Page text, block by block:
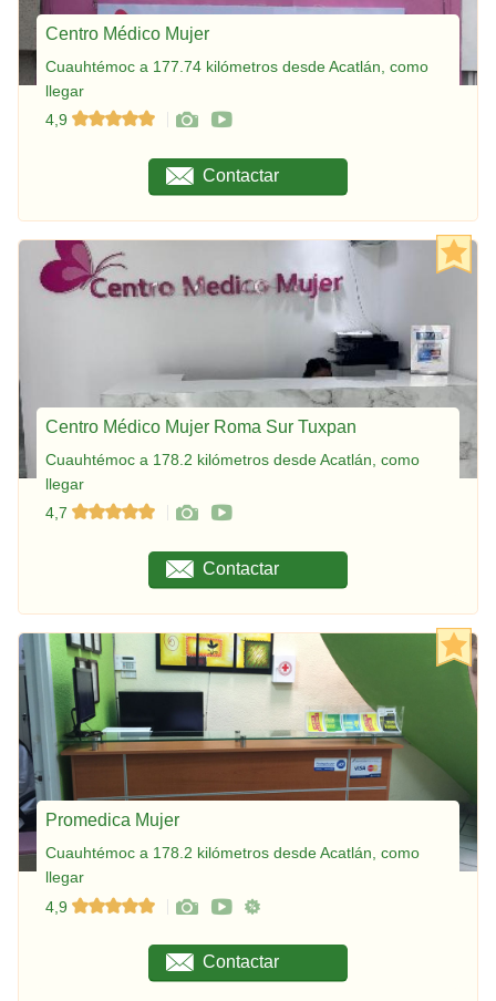
Centro Médico Mujer
Cuauhtémoc a 177.74 kilómetros desde Acatlán, como
llegar
4,9
Contactar
Centro Médico Mujer Roma Sur Tuxpan
Cuauhtémoc a 178.2 kilómetros desde Acatlán, como
llegar
4,7
Contactar
Promedica Mujer
Cuauhtémoc a 178.2 kilómetros desde Acatlán, como
llegar
4,9
Contactar